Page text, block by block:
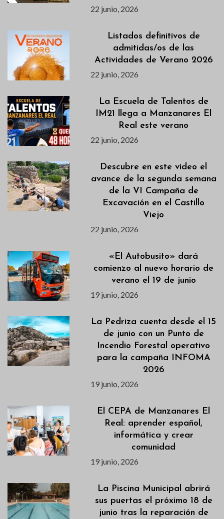
22 junio, 2026
Listados definitivos de
admitidas/os de las
Actividades de Verano 2026
22 junio, 2026
La Escuela de Talentos de
IM21 llega a Manzanares El
Real este verano
22 junio, 2026
Descubre en este vídeo el
avance de la segunda semana
de la VI Campaña de
Excavación en el Castillo
Viejo
22 junio, 2026
«El Autobusito» dará
comienzo al nuevo horario de
verano el 19 de junio
19 junio, 2026
La Pedriza cuenta desde el 15
de junio con un Punto de
Incendio Forestal operativo
para la campaña INFOMA
2026
19 junio, 2026
El CEPA de Manzanares El
Real: aprender español,
informática y crear
comunidad
19 junio, 2026
La Piscina Municipal abrirá
sus puertas el próximo 18 de
junio tras la reparación de